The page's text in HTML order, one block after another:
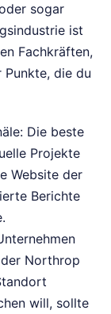
sogar
ist
Fachkräften,
Punkte, die du
Die beste
Projekte
Website der
Berichte
Northrop
will, sollte